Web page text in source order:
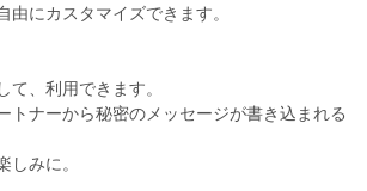
由にカスタマイズできます。
て、利用できます。
トナーから秘密のメッセージが書き込まれる
しみに。